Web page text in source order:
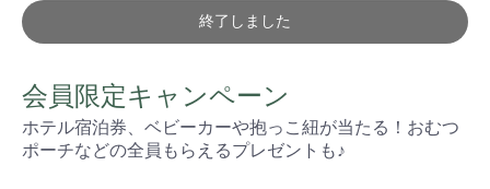
終了しました
会員限定キャンペーン
ホテル宿泊券、ベビーカーや抱っこ紐が当たる！おむつ
ポーチなどの全員もらえるプレゼントも♪